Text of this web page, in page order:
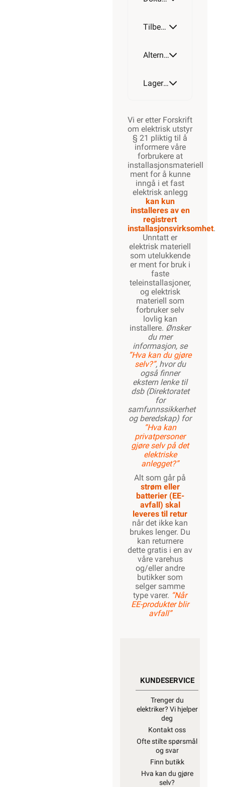
Tilbehør
Alternative artikler
Lagerstatus
Vi er etter Forskrift
om elektrisk utstyr
§ 21 pliktig til å
informere våre
forbrukere at
installasjonsmateriell
ment for å kunne
inngå i et fast
elektrisk anlegg
kan kun
installeres av en
registrert
installasjonsvirksomhet.
Unntatt er
elektrisk materiell
som utelukkende
er ment for bruk i
faste
teleinstallasjoner,
og elektrisk
materiell som
forbruker selv
lovlig kan
installere. Ønsker
du mer
informasjon, se
”Hva kan du gjøre
selv?”, hvor du
også finner
ekstern lenke til
dsb (Direktoratet
for
samfunnssikkerhet
og beredskap) for
“Hva kan
privatpersoner
gjøre selv på det
elektriske
anlegget?”
Alt som går på
strøm eller
batterier (EE-
avfall) skal
leveres til retur
når det ikke kan
brukes lenger. Du
kan returnere
dette gratis i en av
våre varehus
og/eller andre
butikker som
selger samme
type varer. “Når
EE-produkter blir
avfall”
KUNDESERVICE
Trenger du
elektriker? Vi hjelper
deg
Kontakt oss
Ofte stilte spørsmål
og svar
Finn butikk
Hva kan du gjøre
selv?